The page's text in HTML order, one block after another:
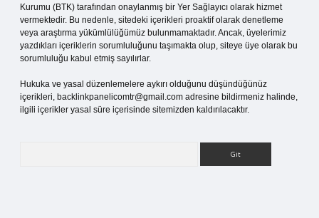
Kurumu (BTK) tarafından onaylanmış bir Yer Sağlayıcı olarak hizmet
vermektedir. Bu nedenle, sitedeki içerikleri proaktif olarak denetleme
veya araştırma yükümlülüğümüz bulunmamaktadır. Ancak, üyelerimiz
yazdıkları içeriklerin sorumluluğunu taşımakta olup, siteye üye olarak bu
sorumluluğu kabul etmiş sayılırlar.
Hukuka ve yasal düzenlemelere aykırı olduğunu düşündüğünüz
içerikleri, backlinkpanelicomtr@gmail.com adresine bildirmeniz halinde,
ilgili içerikler yasal süre içerisinde sitemizden kaldırılacaktır.